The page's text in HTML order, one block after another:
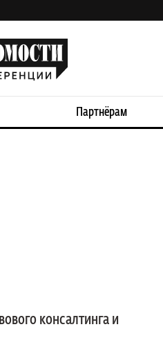
Партнёрам
консалтинга и